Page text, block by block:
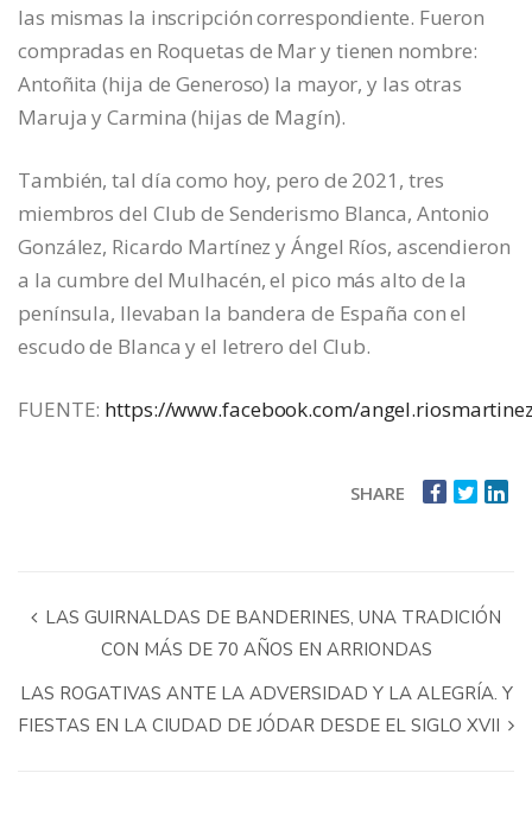
las mismas la inscripción correspondiente. Fueron
compradas en Roquetas de Mar y tienen nombre:
Antoñita (hija de Generoso) la mayor, y las otras
Maruja y Carmina (hijas de Magín).
También, tal día como hoy, pero de 2021, tres
miembros del Club de Senderismo Blanca, Antonio
González, Ricardo Martínez y Ángel Ríos, ascendieron
a la cumbre del Mulhacén, el pico más alto de la
península, llevaban la bandera de España con el
escudo de Blanca y el letrero del Club.
FUENTE: https://www.facebook.com/
SHARE
LAS GUIRNALDAS DE BANDERINES, UNA TRADICIÓN
CON MÁS DE 70 AÑOS EN ARRIONDAS
LAS ROGATIVAS ANTE LA ADVERSIDAD Y LA ALEGRÍA. Y
FIESTAS EN LA CIUDAD DE JÓDAR DESDE EL SIGLO XVII